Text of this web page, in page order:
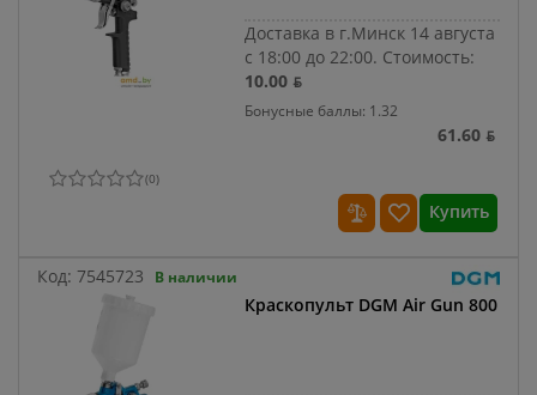
Доставка в г.Минск 14 августа
с 18:00 до 22:00. Стоимость:
10.00 ƃ
Бонусные баллы: 1.32
61.60 ƃ
(0)
Купить
Код: 7545723 В наличии
Краскопульт DGM Air Gun 800